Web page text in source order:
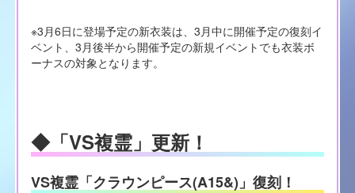
※3月6日に登場予定の新衣装は、3月中に開催予定の復刻イ
ベント、3月後半から開催予定の新規イベントでも衣装ボ
ーナスの対象となります。
◆「VS複霊」更新！
VS複霊「クラウンピース(A15&)」復刻！